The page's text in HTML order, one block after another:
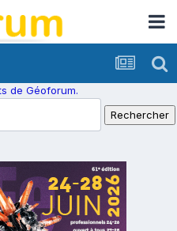
de Géoforum.